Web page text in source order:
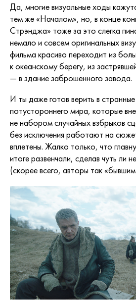
Да, многие визуальные ходы
тем же «Началом», но, в конце
Стрэнджа» тоже за это слегка
немало и совсем оригинальных
фильма красиво переходит из
к океанскому берегу, из
— в здание заброшенного завода.
И ты даже готов верить в
потустороннего мира, которые
не набором случайных взбрыков
без исключения работают на
вплетены. Жалко только, что
итоге развенчали, сделав чуть ли
(скорее всего, авторы так